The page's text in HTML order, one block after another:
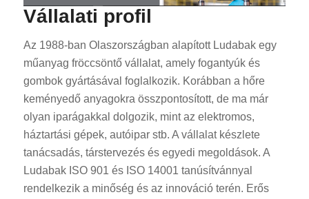
Vállalati profil
Az 1988-ban Olaszországban alapított Ludabak egy
műanyag fröccsöntő vállalat, amely fogantyúk és
gombok gyártásával foglalkozik. Korábban a hőre
keményedő anyagokra összpontosított, de ma már
olyan iparágakkal dolgozik, mint az elektromos,
háztartási gépek, autóipar stb. A vállalat készlete
tanácsadás, társtervezés és egyedi megoldások. A
Ludabak ISO 901 és ISO 14001 tanúsítvánnyal
rendelkezik a minőség és az innováció terén. Erős